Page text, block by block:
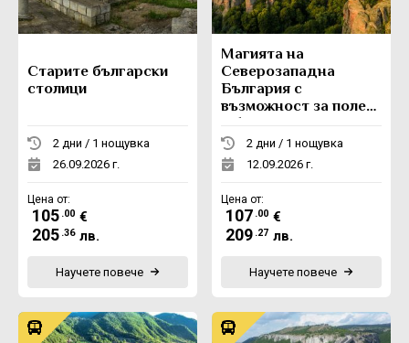
Старите български
столици
2 дни / 1 нощувка
26.09.2026 г.
Цена от:
105 .00 €
205 .36 лв.
Научете повече
Магията на
Северозападна
България с
възможност за полет
с балон
2 дни / 1 нощувка
12.09.2026 г.
Цена от:
107 .00 €
209 .27 лв.
Научете повече